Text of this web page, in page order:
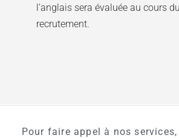
l’anglais sera évaluée au cours
recrutement.
Pour faire appel à nos